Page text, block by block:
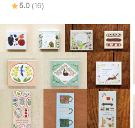
5.0 (16)